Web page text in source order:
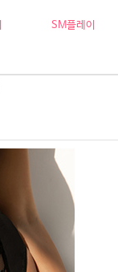
SM플레이